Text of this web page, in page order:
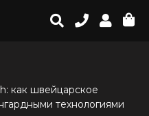
как швейцарское
технологиями